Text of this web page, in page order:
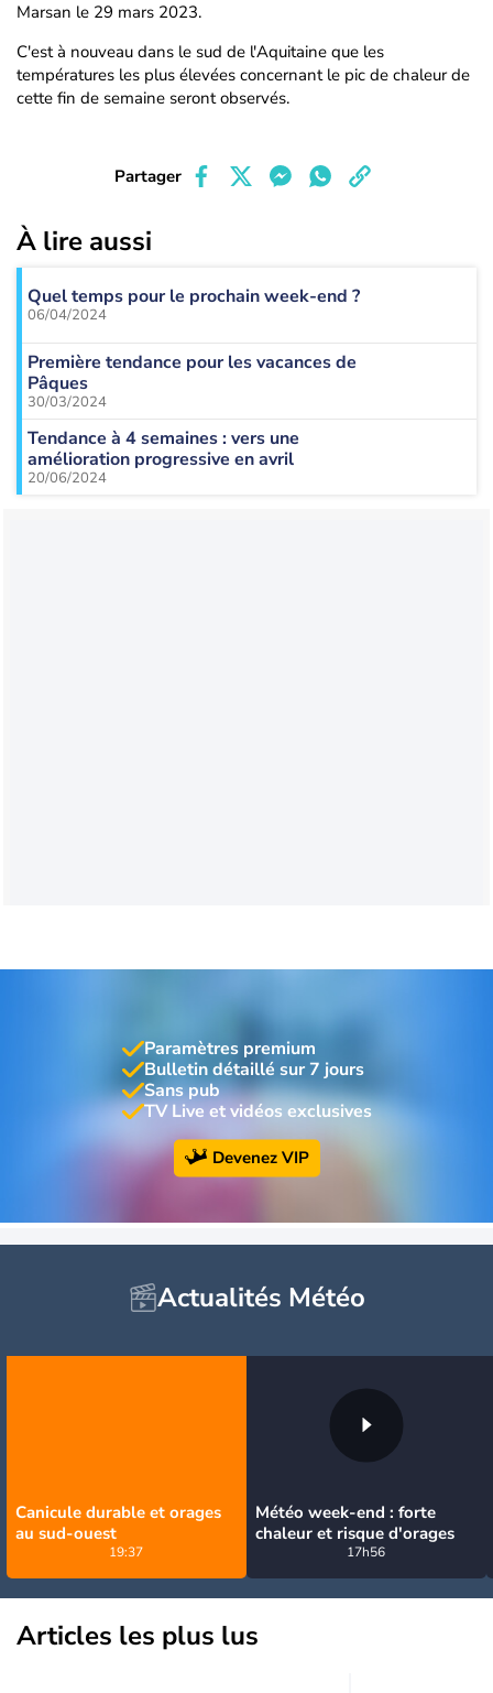
Marsan le 29 mars 2023.
C'est à nouveau dans le sud de l'Aquitaine que les
températures les plus élevées concernant le pic de chaleur de
cette fin de semaine seront observés.
Partager
À lire aussi
Quel temps pour le prochain week-end ?
06/04/2024
Première tendance pour les vacances de
Pâques
30/03/2024
Tendance à 4 semaines : vers une
amélioration progressive en avril
20/06/2024
Paramètres premium
Bulletin détaillé sur 7 jours
Sans pub
TV Live et vidéos exclusives
Devenez VIP
Actualités Météo
Canicule durable et orages
au sud-ouest
19:37
Météo week-end : forte
chaleur et risque d'orages
17h56
Articles les plus lus